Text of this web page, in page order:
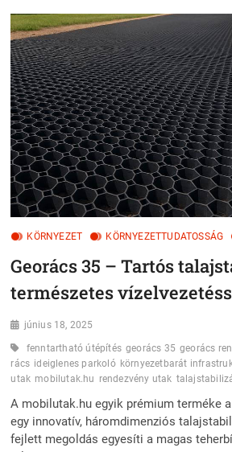
KÖRNYEZET KÖRNYEZETTUDATOSSÁG
Georács 35 – Tartós
természetes
június 18, 2025
fenntartható útépítés georács 35 georács
rács ideiglenes parkoló környezetbarát
utak mobilutak.hu rendezvény utak
A mobilutak.hu egyik prémium terméke
egy innovatív, háromdimenziós
fejlett megoldás egyesíti a magas